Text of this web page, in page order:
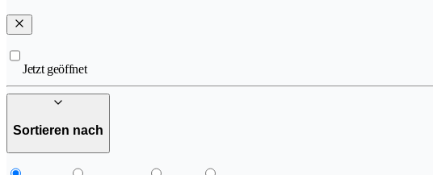
Jetzt geöffnet
Sortieren nach